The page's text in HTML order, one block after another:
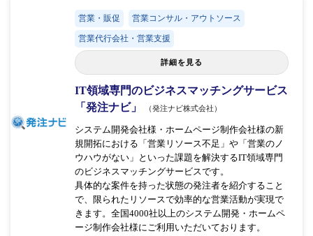
営業・販促 営業コンサル・アウトソース
営業代行会社・営業支援
詳細を見る
IT領域専門のビジネスマッチングサービス
「発注ナビ」
（発注ナビ株式会社）
システム開発会社様・ホームページ制作会社様の新
規開拓における「営業リソース不足」や「営業のノ
ウハウがない」といった課題を解決するIT領域専門
のビジネスマッチングサービスです。
具体的な案件を持った状態の発注者を紹介すること
で、限られたリソースで効率的な営業活動が実現で
きます。全国4000社以上のシステム開発・ホームペ
ージ制作会社様にご利用いただいております。